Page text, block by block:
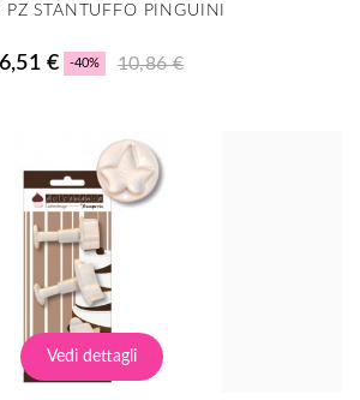
PZ STANTUFFO PINGUINI
6,51 € -40% 10,86 €
Vedi dettagli